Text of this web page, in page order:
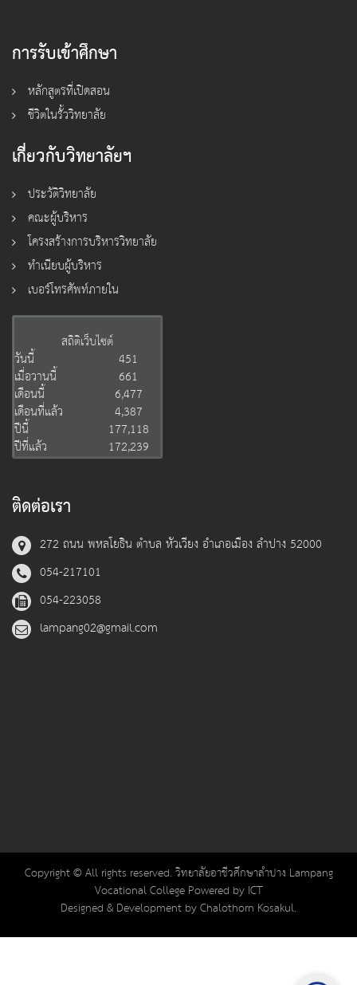
การรับเข้าศึกษา
หลักสูตรที่เปิดสอน
ชีวิตในรั้ววิทยาลัย
เกี่ยวกับวิทยาลัยฯ
ประวัติวิทยาลัย
คณะผู้บริหาร
โครงสร้างการบริหารวิทยาลัย
ทำเนียบผู้บริหาร
เบอร์โทรศัพท์ภายใน
สถิติเว็บไซต์
วันนี้
451
เมื่อวานนี้
661
เดือนนี้
6,477
เดือนที่แล้ว
4,387
ปีนี้
177,118
ปีที่แล้ว
172,239
ติดต่อเรา
272 ถนน พหลโยธิน ตำบล หัวเวียง อำเภอเมือง ลำปาง 52000
054-217101
054-223058
lampang02@gmail.com
Copyright © All rights reserved. วิทยาลัยอาชีวศึกษาลำปาง Lampang
Vocational College Powered by ICT
Designed & Development by Chalothorn Kosakul.